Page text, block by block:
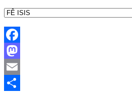
Facebook
Mastodon
Email